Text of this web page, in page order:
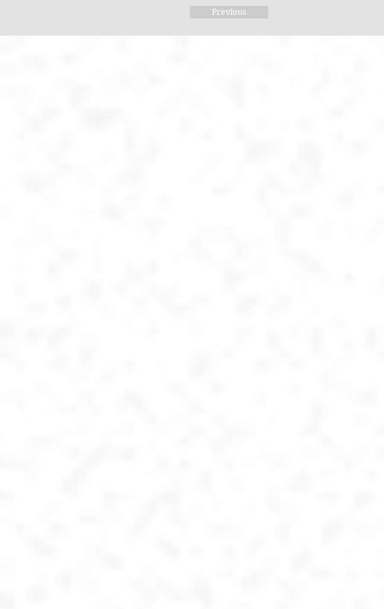
Previous